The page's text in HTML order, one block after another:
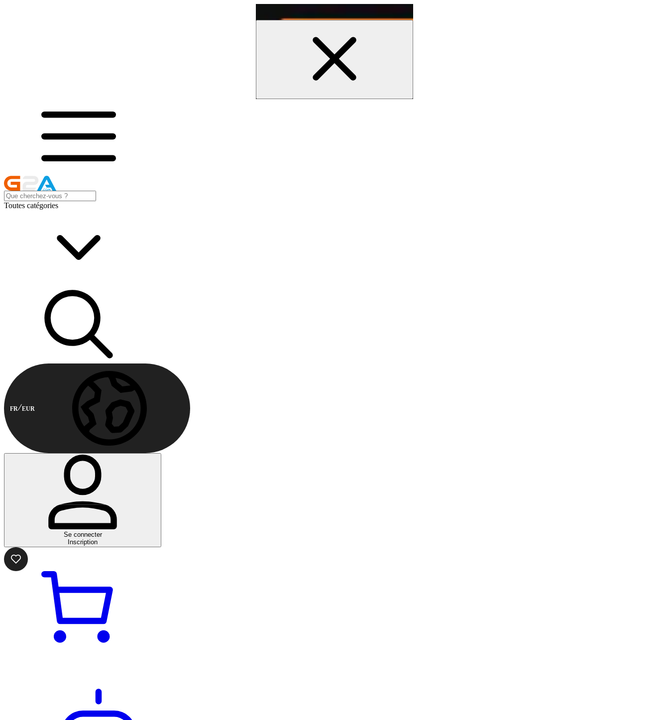
Toutes catégories
FR EUR
Se connecter
Inscription